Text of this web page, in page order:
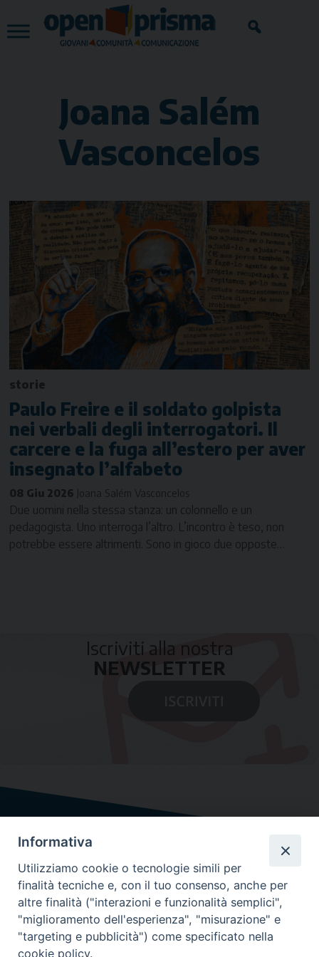
to
content
Joana Salém
Vasconcelos
storie
Paulo Freire e il soldato golpista
nei verbali degli interrogatori. Il
carcere e la fuga all’estero per aver
insegnato l’alfabeto
08 Giu 2026 Joana Salém Vasconcelos
Due uomini nella stessa stanza: un colonnello e un
pedagogista. Uno interroga l’altro. L’incontro è teso, non
potrebbe essere altrimenti. Sono in gioco due opposte…
Iscriviti alla nostra
NEWSLETTER
Informativa
Utilizziamo cookie o tecnologie simili per
finalità tecniche e, con il tuo consenso, anche per
altre finalità ("interazioni e funzionalità semplici",
"miglioramento dell'esperienza", "misurazione" e
"targeting e pubblicità") come specificato nella
cookie policy.